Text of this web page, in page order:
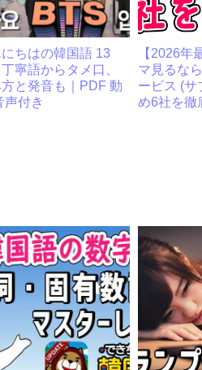
にちはの韓国語 13
寧語からタメ口、
と発音も｜PDF 動
声付き
【2026年
マ見るな
ービス (サ
め6社を徹